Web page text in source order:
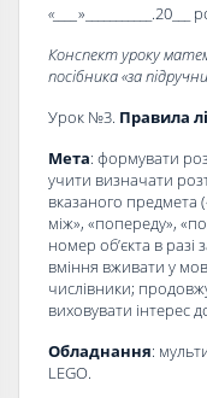
«____ »___________.20___
Конспект уроку
посібника «за
Урок №3. Правила
Мета: формувати
учити визначати
вказаного предмета
між», «попереду»,
номер об’єкта в
вміння вживати у
числівники;
виховувати інтерес
Обладнання:
LEGO.